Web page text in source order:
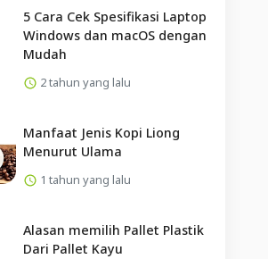
5 Cara Cek Spesifikasi Laptop
Windows dan macOS dengan
Mudah
2 tahun yang lalu
Manfaat Jenis Kopi Liong
Menurut Ulama
1 tahun yang lalu
Alasan memilih Pallet Plastik
Dari Pallet Kayu